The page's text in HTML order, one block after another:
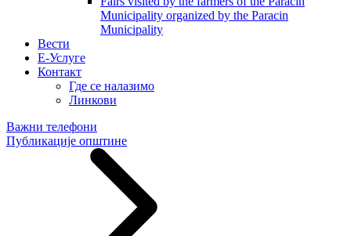
Municipality organized by the Paracin
Municipality
Вести
E-Услуге
Контакт
Где се налазимо
Линкови
Важни телефони
Публикације општине